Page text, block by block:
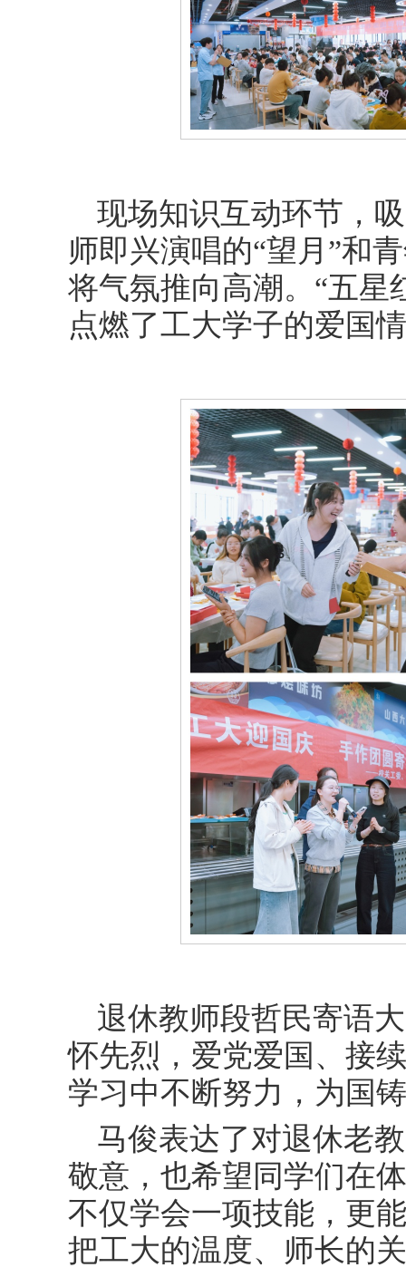
现场知识互动环节，
师即兴演唱的“望月”和
将气氛推向高潮。“五
点燃了工大学子的爱国
退休教师段哲民寄语
怀先烈，爱党爱国、接
学习中不断努力，为国
马俊表达了对退休老
敬意，也希望同学们在
不仅学会一项技能，更
把工大的温度、师长的